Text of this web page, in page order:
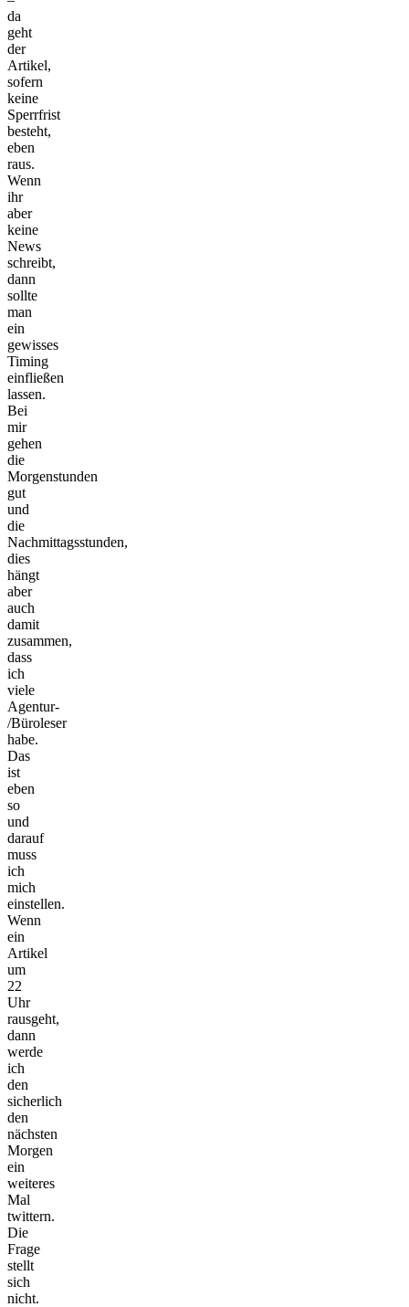
da
geht
der
Artikel,
sofern
keine
Sperrfrist
besteht,
eben
raus.
Wenn
ihr
aber
keine
News
schreibt,
dann
sollte
man
ein
gewisses
Timing
einfließen
lassen.
Bei
mir
gehen
die
Morgenstunden
gut
und
die
Nachmittagsstunden,
dies
hängt
aber
auch
damit
zusammen,
dass
ich
viele
Agentur-
/Büroleser
habe.
Das
ist
eben
so
und
darauf
muss
ich
mich
einstellen.
Wenn
ein
Artikel
um
22
Uhr
rausgeht,
dann
werde
ich
den
sicherlich
den
nächsten
Morgen
ein
weiteres
Mal
twittern.
Die
Frage
stellt
sich
nicht.